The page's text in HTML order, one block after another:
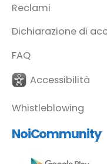
Reclami
Dichiarazione di
FAQ
Accessibilità
Whistleblowing
NoiCommunity